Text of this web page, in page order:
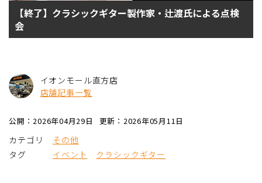
【終了】クラシックギター製作家・辻渡氏による点検
会
イオンモール直方店
店舗記事一覧
公開：2026年04月29日 更新：2026年05月11日
カテゴリ
その他
タグ
イベント クラシックギター